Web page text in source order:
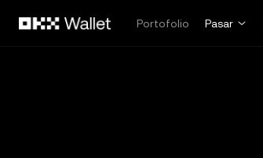
Portofolio
Pasar